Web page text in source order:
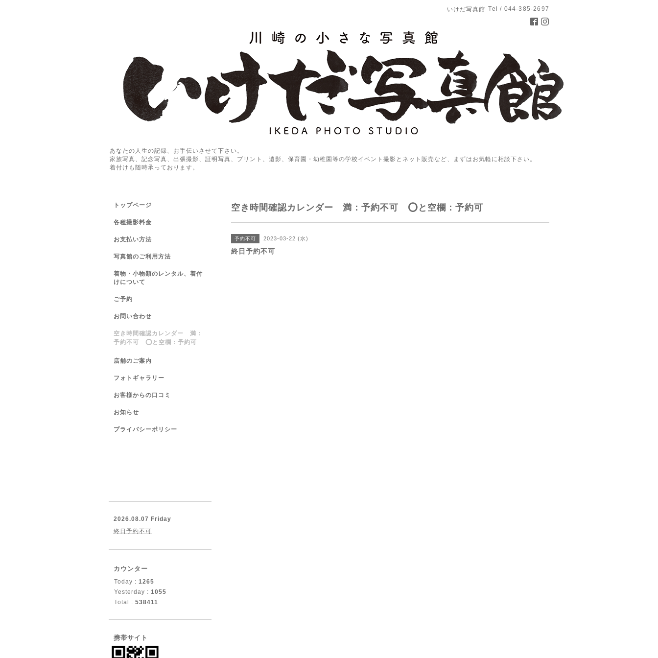
いけだ写真館 Tel / 044-385-2697
あなたの人生の記録、お手伝いさせて下さい。
家族写真、記念写真、出張撮影、証明写真、プリント、遺影、保育園・幼稚園等の学校イベント撮影とネット販売など、まずはお気軽に相談下さい。
着付けも随時承っております。
空き時間確認カレンダー 満：予約不可 ⭕️と空欄：予約可
予約不可 2023-03-22 (水)
終日予約不可
トップページ
各種撮影料金
お支払い方法
写真館のご利用方法
着物・小物類のレンタル、着付
けについて
ご予約
お問い合わせ
空き時間確認カレンダー 満：
予約不可 ⭕️と空欄：予約可
店舗のご案内
フォトギャラリー
お客様からの口コミ
お知らせ
プライバシーポリシー
2026.08.07 Friday
終日予約不可
カウンター
Today : 1265
Yesterday : 1055
Total : 538411
携帯サイト